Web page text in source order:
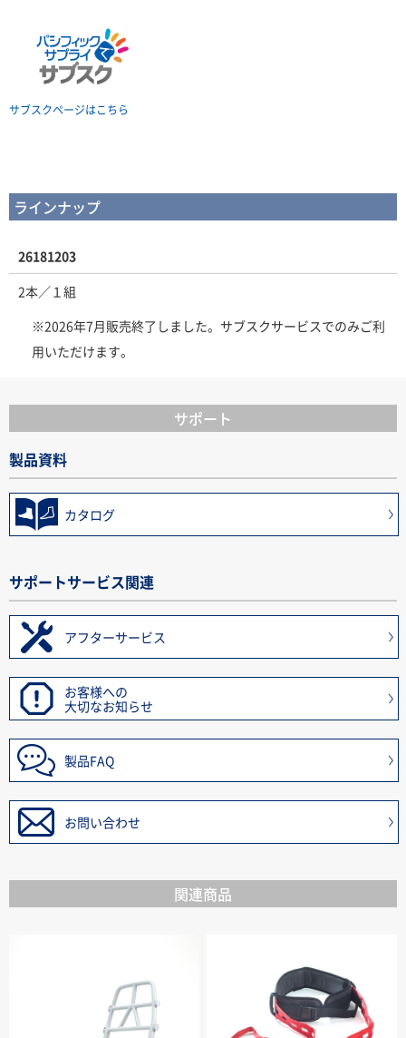
サブスクページはこちら
ラインナップ
26181203
2本／１組
※2026年7月販売終了しました。サブスクサービスでのみご利
用いただけます。
サポート
製品資料
カタログ
サポートサービス関連
アフターサービス
お客様への
大切なお知らせ
製品FAQ
お問い合わせ
関連商品